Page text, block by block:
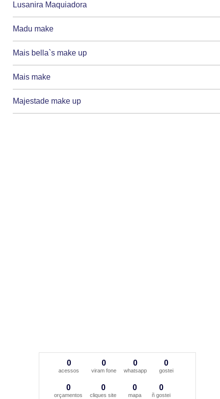
Lusanira Maquiadora
Madu make
Mais bella`s make up
Mais make
Majestade make up
0
acessos
0
viram fone
0
whatsapp
0
gostei
0
orçamentos
0
cliques site
0
mapa
0
ñ gostei